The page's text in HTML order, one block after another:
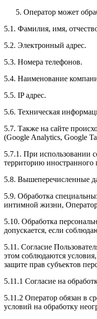
Оператор может
5.1. Фамилия, имя,
5.2. Электронный адрес.
5.3. Номера телефонов.
5.4. Наименование
5.5. IP адрес.
5.6. Техническая
5.7. Также на сайте
(Google Analytics, Google
5.7.1. При использовании
территорию иностранного
5.8. Вышеперечисленные
5.9. Обработка
интимной жизни,
5.10. Обработка
допускается, если
5.11. Согласие
этом соблюдаются
защите прав субъектов
5.11.1 Согласие на
5.11.2 Оператор обязан в
условий на обработку